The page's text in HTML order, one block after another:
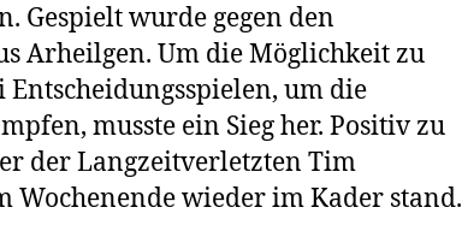
Gespielt wurde gegen den
Arheilgen. Um die Möglichkeit zu
um die
musste ein Sieg her. Positiv zu
der Langzeitverletzten Tim
Wochenende wieder im Kader stand.